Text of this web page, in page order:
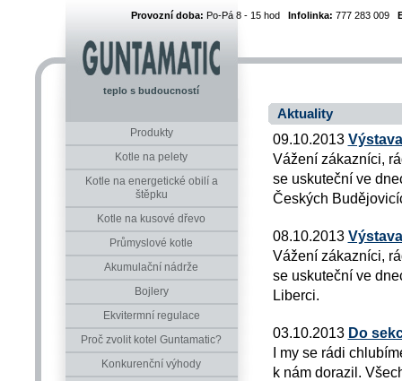
Provozní doba: Po-Pá 8 - 15 hod Infolinka: 777 283 009
teplo s budoucností
Produkty
Kotle na pelety
Kotle na energetické obilí a
štěpku
Kotle na kusové dřevo
Průmyslové kotle
Akumulační nádrže
Bojlery
Ekvitermní regulace
Proč zvolit kotel Guntamatic?
Konkurenční výhody
Aktuality
09.10.2013
Vážení zákazníci,
se uskuteční ve
Českých
08.10.2013
Vážení zákazníci,
se uskuteční ve
Liberci.
03.10.2013 Do
I my se rádi
k nám dorazil.